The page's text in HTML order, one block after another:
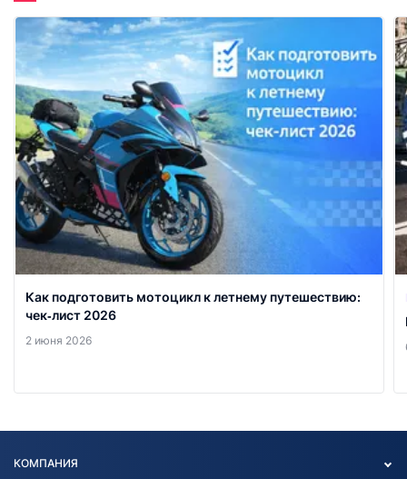
Как подготовить мотоцикл к летнему путешествию:
чек‑лист 2026
2 июня 2026
КОМПАНИЯ